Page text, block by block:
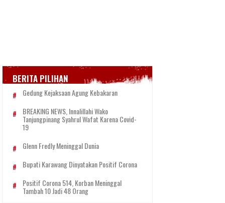
BERITA PILIHAN
Gedung Kejaksaan Agung Kebakaran
BREAKING NEWS, Innalillahi Wako
Tanjungpinang Syahrul Wafat Karena Covid-
19
Glenn Fredly Meninggal Dunia
Bupati Karawang Dinyatakan Positif Corona
Positif Corona 514, Korban Meninggal
Tambah 10 Jadi 48 Orang